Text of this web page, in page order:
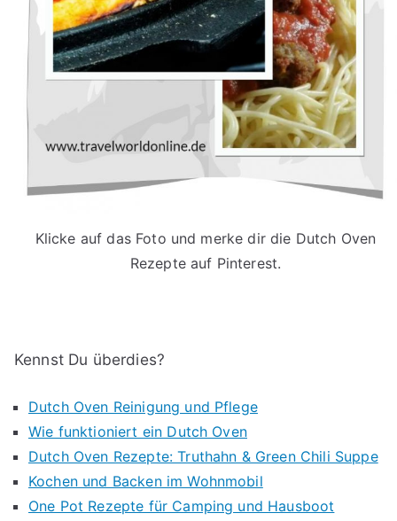
Klicke auf das Foto und merke dir die Dutch Oven
Rezepte auf Pinterest.
Kennst Du überdies?
Dutch Oven Reinigung und Pflege
Wie funktioniert ein Dutch Oven
Dutch Oven Rezepte: Truthahn & Green Chili Suppe
Kochen und Backen im Wohnmobil
One Pot Rezepte für Camping und Hausboot